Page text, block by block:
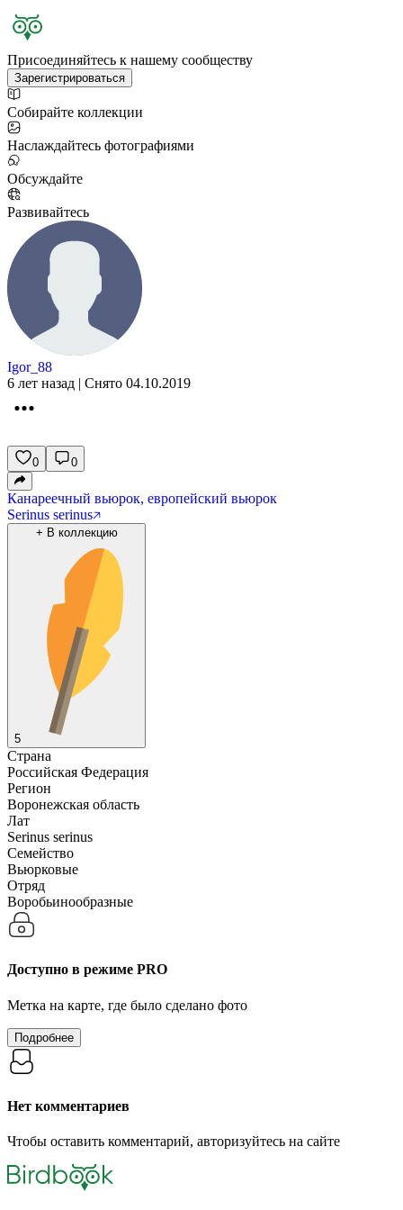
Присоединяйтесь к нашему сообществу
Зарегистрироваться
Собирайте коллекции
Наслаждайтесь фотографиями
Обсуждайте
Развивайтесь
Igor_88
6 лет назад | Снято 04.10.2019
0 0
Канареечный вьюрок, европейский вьюрок
Serinus serinus
+ В коллекцию
5
Страна
Российская Федерация
Регион
Воронежская область
Лат
Serinus serinus
Семейство
Вьюрковые
Отряд
Воробьинообразные
Доступно в режиме PRO
Метка на карте, где было сделано фото
Подробнее
Нет комментариев
Чтобы оставить комментарий, авторизуйтесь на сайте